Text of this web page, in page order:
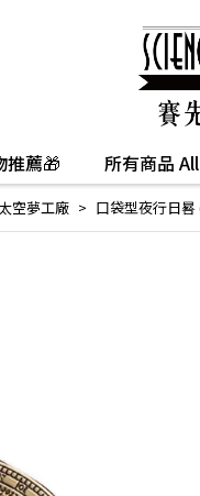
推薦🎁 所有商品 All
空夢工廠 口袋型夜行日